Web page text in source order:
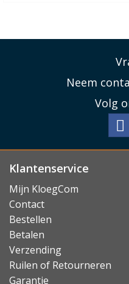
Neem
Volg
Klantenservice
Mijn KloegCom
Contact
Bestellen
Betalen
Verzending
Ruilen of Retourneren
Garantie